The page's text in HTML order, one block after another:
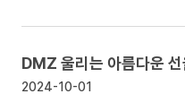
DMZ 울리는 아름다운
2024-10-01